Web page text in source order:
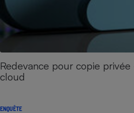
Redevance pour copie
cloud
ENQUÊTE